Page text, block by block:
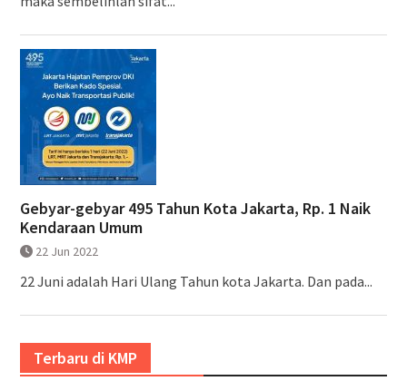
Gebyar-gebyar 495 Tahun Kota Jakarta, Rp. 1 Naik
Kendaraan Umum
22 Jun 2022
22 Juni adalah Hari Ulang Tahun kota Jakarta. Dan pada...
Terbaru di KMP